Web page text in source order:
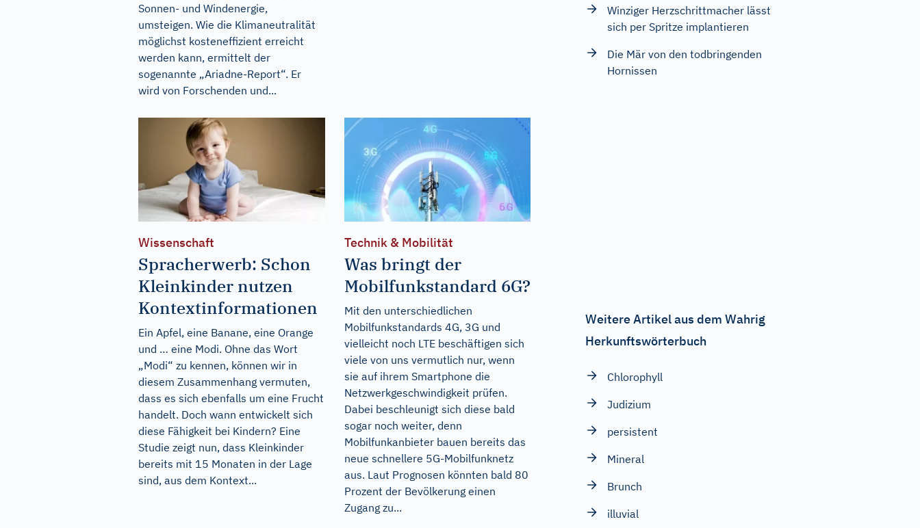
Sonnen- und Windenergie,
umsteigen. Wie die Klimaneutralität
möglichst kosteneffizient erreicht
werden kann, ermittelt der
sogenannte „Ariadne-Report“. Er
wird von Forschenden und...
Wissenschaft
Spracherwerb: Schon
Kleinkinder nutzen
Kontextinformationen
Ein Apfel, eine Banane, eine Orange
und … eine Modi. Ohne das Wort
„Modi“ zu kennen, können wir in
diesem Zusammenhang vermuten,
dass es sich ebenfalls um eine Frucht
handelt. Doch wann entwickelt sich
diese Fähigkeit bei Kindern? Eine
Studie zeigt nun, dass Kleinkinder
bereits mit 15 Monaten in der Lage
sind, aus dem Kontext...
Technik & Mobilität
Was bringt der
Mobilfunkstandard 6G?
Mit den unterschiedlichen
Mobilfunkstandards 4G, 3G und
vielleicht noch LTE beschäftigen sich
viele von uns vermutlich nur, wenn
sie auf ihrem Smartphone die
Netzwerkgeschwindigkeit prüfen.
Dabei beschleunigt sich diese bald
sogar noch weiter, denn
Mobilfunkanbieter bauen bereits das
neue schnellere 5G-Mobilfunknetz
aus. Laut Prognosen könnten bald 80
Prozent der Bevölkerung einen
Zugang zu...
Winziger Herzschrittmacher lässt
sich per Spritze implantieren
Die Mär von den todbringenden
Hornissen
Weitere Artikel aus dem Wahrig
Herkunftswörterbuch
Chlorophyll
Judizium
persistent
Mineral
Brunch
illuvial